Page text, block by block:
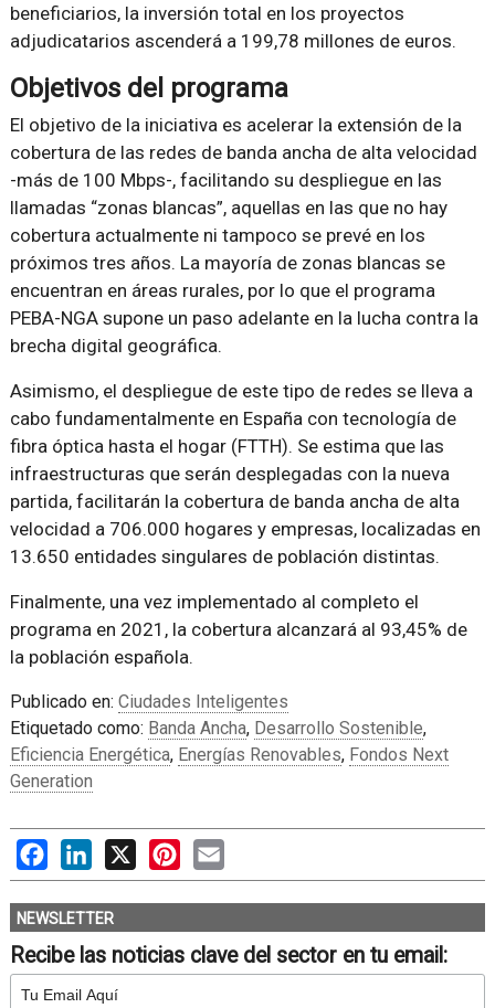
beneficiarios, la inversión total en los proyectos
adjudicatarios ascenderá a 199,78 millones de euros.
Objetivos del programa
El objetivo de la iniciativa es acelerar la extensión de la
cobertura de las redes de banda ancha de alta velocidad
-más de 100 Mbps-, facilitando su despliegue en las
llamadas “zonas blancas”, aquellas en las que no hay
cobertura actualmente ni tampoco se prevé en los
próximos tres años. La mayoría de zonas blancas se
encuentran en áreas rurales, por lo que el programa
PEBA-NGA supone un paso adelante en la lucha contra la
brecha digital geográfica.
Asimismo, el despliegue de este tipo de redes se lleva a
cabo fundamentalmente en España con tecnología de
fibra óptica hasta el hogar (FTTH). Se estima que las
infraestructuras que serán desplegadas con la nueva
partida, facilitarán la cobertura de banda ancha de alta
velocidad a 706.000 hogares y empresas, localizadas en
13.650 entidades singulares de población distintas.
Finalmente, una vez implementado al completo el
programa en 2021, la cobertura alcanzará al 93,45% de
la población española.
Publicado en: Ciudades Inteligentes
Etiquetado como: Banda Ancha, Desarrollo Sostenible,
Eficiencia Energética, Energías Renovables, Fondos Next
Generation
FacebookLinkedIn Pinterest
NEWSLETTER
Recibe las noticias clave del sector en tu email: